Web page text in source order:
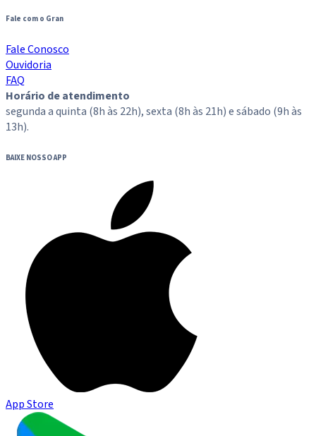
Fale com o Gran
Fale Conosco
Ouvidoria
FAQ
Horário de atendimento
segunda a quinta (8h às 22h), sexta (8h às 21h) e sábado (9h às
13h).
BAIXE NOSSO APP
App Store